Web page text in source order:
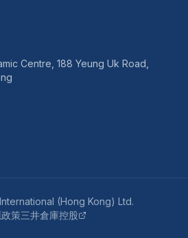
Centre, 188 Yeung Uk Road,
(Hong Kong) Ltd.
策三井倉庫控股